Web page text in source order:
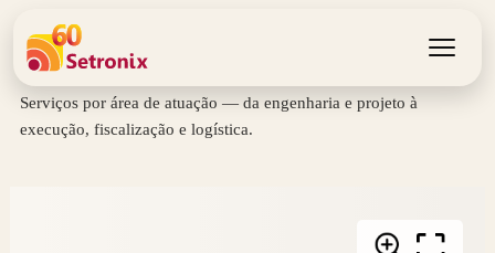
Sobre Nós
Soluções
Serviços por área de atuação — da engenharia e projeto à
execução, fiscalização e logística.